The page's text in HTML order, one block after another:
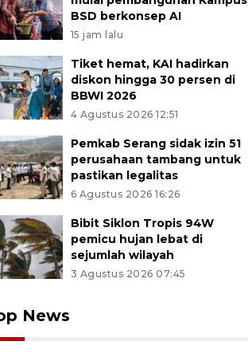
BSD berkonsep AI
15 jam lalu
Tiket hemat, KAI hadirkan
diskon hingga 30 persen di
BBWI 2026
4 Agustus 2026 12:51
Pemkab Serang sidak izin 51
perusahaan tambang untuk
pastikan legalitas
6 Agustus 2026 16:26
Bibit Siklon Tropis 94W
pemicu hujan lebat di
sejumlah wilayah
3 Agustus 2026 07:45
News